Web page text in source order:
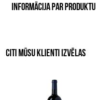
INFORMĀCIJA PAR PRODUKTU
CITI MŪSU KLIENTI IZVĒLAS